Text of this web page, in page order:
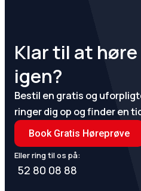
Klar til at
igen?
Bestil en gratis og
ringer dig op og finder en
Book Gratis Høreprøve
Eller ring til os på:
52 80 08 88